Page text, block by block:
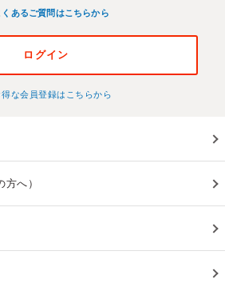
くあるご質問はこちらから
ログイン
得な会員登録はこちらから
へ）